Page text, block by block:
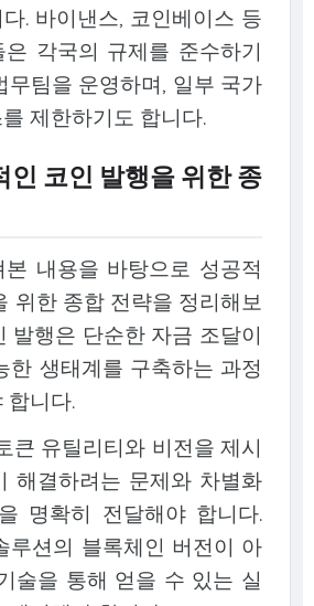
. 바이낸스, 코인베이스 등
각국의 규제를 준수하기
무팀을 운영하며, 일부 국가
제한하기도 합니다.
인 코인 발행을 위한 종
내용을 바탕으로 성공적
위한 종합 전략을 정리해보
발행은 단순한 자금 조달이
한 생태계를 구축하는 과정
합니다.
큰 유틸리티와 비전을 제시
해결하려는 문제와 차별화
명확히 전달해야 합니다.
루션의 블록체인 버전이 아
술을 통해 얻을 수 있는 실